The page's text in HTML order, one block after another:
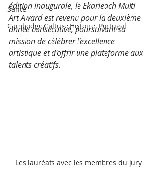
Santé
Cambodge,Culture,Histoire, Portugal
édition inaugurale, le Ekarieach Multi
Art Award est revenu pour la deuxième
année consécutive, poursuivant sa
mission de célébrer l'excellence
artistique et d'offrir une plateforme aux
talents créatifs.
Les lauréats avec les membres du jury